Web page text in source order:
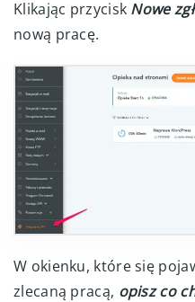
Klikając przycisk Nowe
nową pracę.
W okienku, które się
zlecaną pracą, opisz co